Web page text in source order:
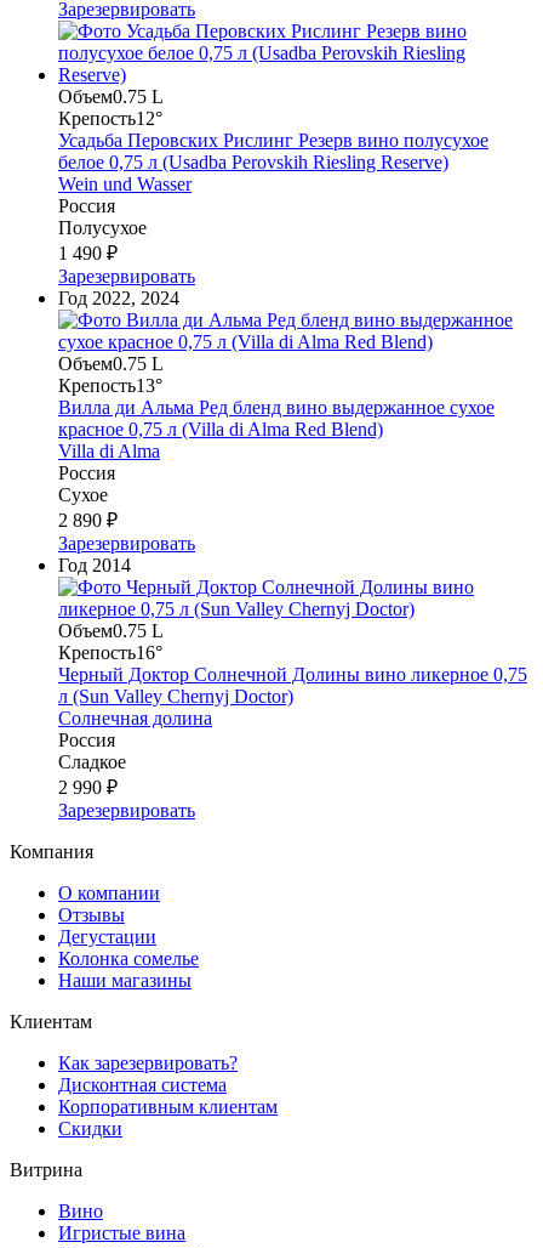
Зарезервировать
Объем0.75 L
Крепость12°
Усадьба Перовских Рислинг Резерв вино полусухое
белое 0,75 л (Usadba Perovskih Riesling Reserve)
Wein und Wasser
Россия
Полусухое
1 490 ₽
Зарезервировать
Год 2022, 2024
Объем0.75 L
Крепость13°
Вилла ди Альма Ред бленд вино выдержанное сухое
красное 0,75 л (Villa di Alma Red Blend)
Villa di Alma
Россия
Сухое
2 890 ₽
Зарезервировать
Год 2014
Объем0.75 L
Крепость16°
Черный Доктор Солнечной Долины вино ликерное 0,75
л (Sun Valley Chernyj Doctor)
Солнечная долина
Россия
Сладкое
2 990 ₽
Зарезервировать
Компания
О компании
Отзывы
Дегустации
Колонка сомелье
Наши магазины
Клиентам
Как зарезервировать?
Дисконтная система
Корпоративным клиентам
Скидки
Витрина
Вино
Игристые вина